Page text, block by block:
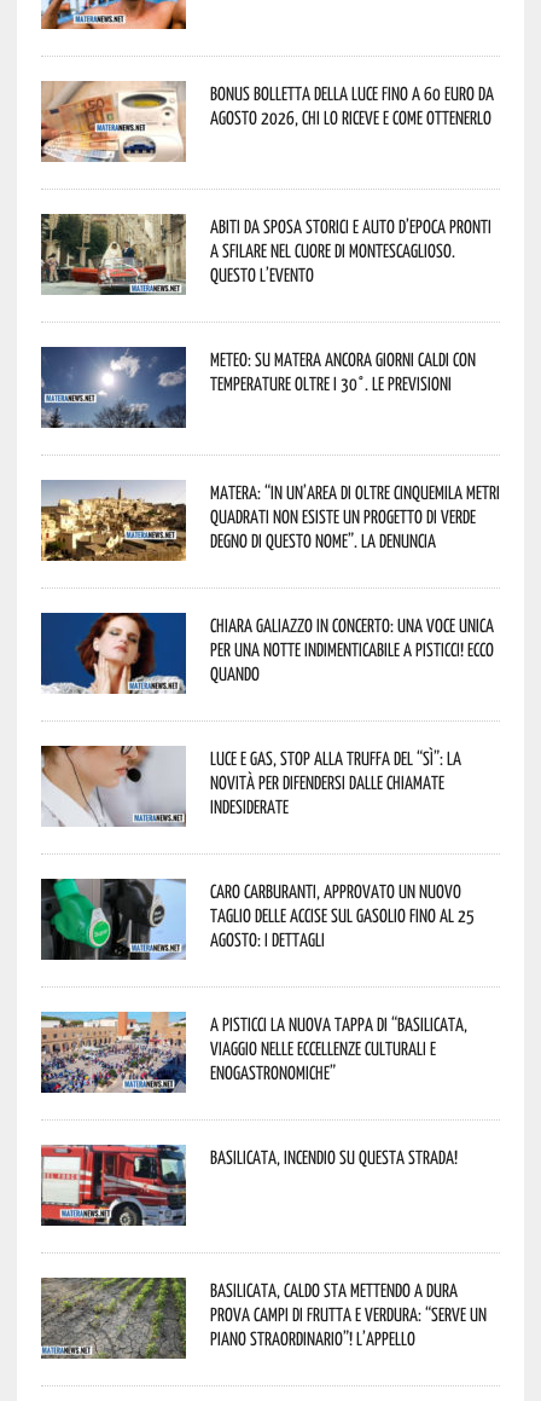
Bonus bolletta della luce fino a 60 euro da
agosto 2026, chi lo riceve e come ottenerlo
Abiti da sposa storici e auto d’epoca pronti
a sfilare nel cuore di Montescaglioso.
Questo l’evento
Meteo: su Matera ancora giorni caldi con
temperature oltre i 30°. Le previsioni
Matera: “In un’area di oltre cinquemila metri
quadrati non esiste un progetto di verde
degno di questo nome”. La denuncia
Chiara Galiazzo in concerto: una voce unica
per una notte indimenticabile a Pisticci! Ecco
quando
Luce e gas, stop alla truffa del “Sì”: la
novità per difendersi dalle chiamate
indesiderate
Caro carburanti, approvato un nuovo
taglio delle accise sul gasolio fino al 25
agosto: i dettagli
A Pisticci la nuova tappa di “Basilicata,
viaggio nelle eccellenze culturali e
enogastronomiche”
Basilicata, incendio su questa strada!
Basilicata, caldo sta mettendo a dura
prova campi di frutta e verdura: “Serve un
piano straordinario”! L’appello